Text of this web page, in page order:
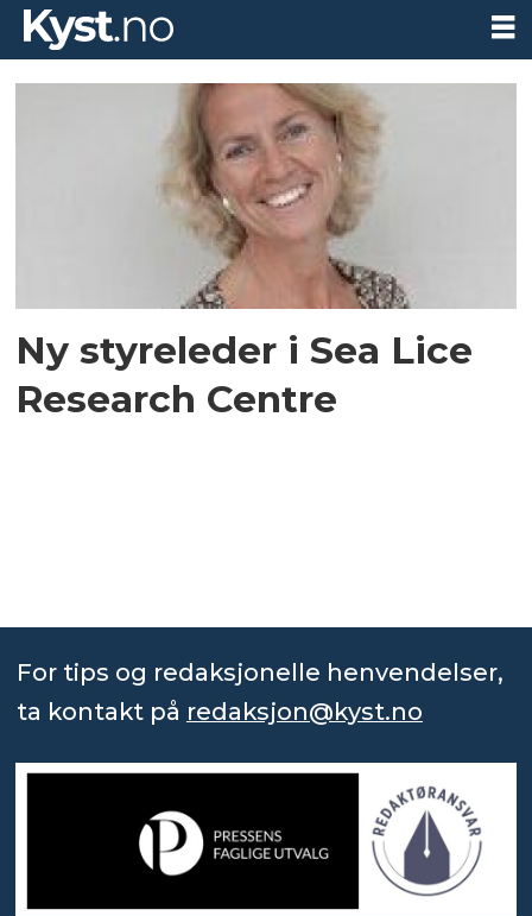
Tag:
benedicte
fossum
Ny styreleder i Sea Lice
Research Centre
For tips og redaksjonelle henvendelser,
ta kontakt på redaksjon@kyst.no